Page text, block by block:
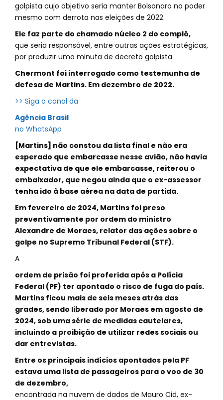
golpista cujo objetivo seria manter Bolsonaro no poder
mesmo com derrota nas eleições de 2022.
Ele faz parte do chamado núcleo 2 do complô,
que seria responsável, entre outras ações estratégicas,
por produzir uma minuta de decreto golpista.
Chermont foi interrogado como testemunha de
defesa de Martins. Em dezembro de 2022.
>> Siga o canal da
Agência Brasil
no WhatsApp
[Martins] não constou da lista final e não era
esperado que embarcasse nesse avião, não havia
expectativa de que ele embarcasse, reiterou o
embaixador, que negou ainda que o ex-assessor
tenha ido à base aérea na data de partida.
Em fevereiro de 2024, Martins foi preso
preventivamente por ordem do ministro
Alexandre de Moraes, relator das ações sobre o
golpe no Supremo Tribunal Federal (STF).
A
ordem de prisão foi proferida após a Polícia
Federal (PF) ter apontado o risco de fuga do país.
Martins ficou mais de seis meses atrás das
grades, sendo liberado por Moraes em agosto de
2024, sob uma série de medidas cautelares,
incluindo a proibição de utilizar redes sociais ou
dar entrevistas.
Entre os principais indícios apontados pela PF
estava uma lista de passageiros para o voo de 30
de dezembro,
encontrada na nuvem de dados de Mauro Cid, ex-